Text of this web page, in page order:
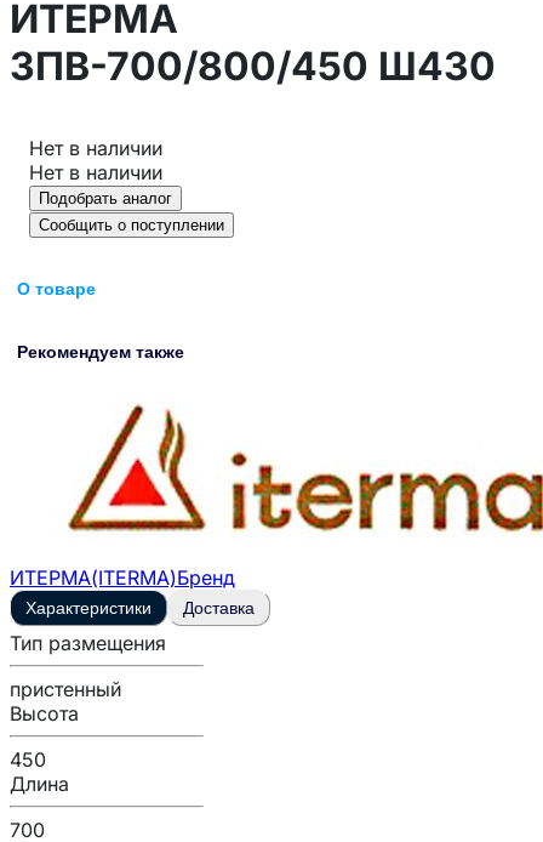
ИТЕРМА
ЗПВ-700/800/450 Ш430
Нет в наличии
Нет в наличии
Подобрать аналог
Сообщить о поступлении
О товаре
Рекомендуем также
ИТЕРМА(ITERMA)Бренд
Характеристики Доставка
Тип размещения
пристенный
Высота
450
Длина
700